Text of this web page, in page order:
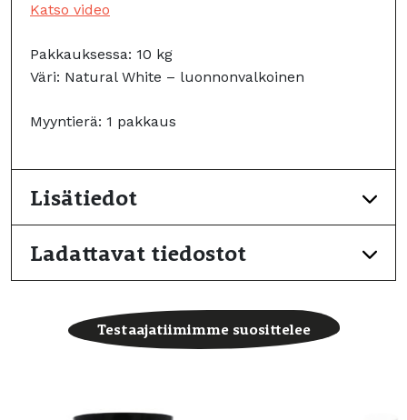
Katso video
Pakkauksessa: 10 kg
Väri: Natural White – luonnonvalkoinen
Myyntierä: 1 pakkaus
Lisätiedot
Ladattavat tiedostot
Testaajatiimimme suosittelee